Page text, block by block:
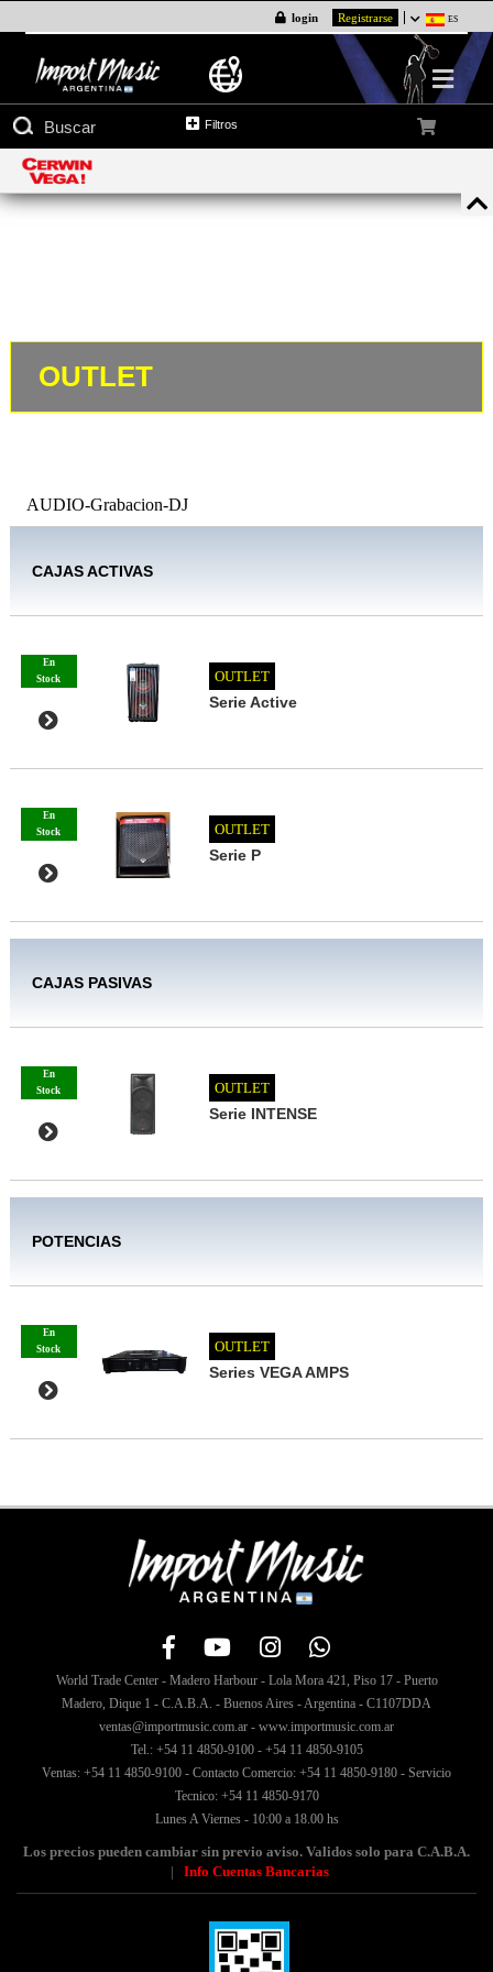
login Registrarse ES
Filtros
OUTLET
AUDIO-Grabacion-DJ
CAJAS ACTIVAS
En
Stock
OUTLET
Serie Active
En
Stock
OUTLET
Serie P
CAJAS PASIVAS
En
Stock
OUTLET
Serie INTENSE
POTENCIAS
En
Stock
OUTLET
Series VEGA AMPS
World Trade Center - Madero Harbour - Lola Mora 421, Piso 17 - Puerto
Madero, Dique 1 - C.A.B.A. - Buenos Aires - Argentina - C1107DDA
ventas@importmusic.com.ar - www.importmusic.com.ar
Tel.: +54 11 4850-9100 - +54 11 4850-9105
Ventas: +54 11 4850-9100 - Contacto Comercio: +54 11 4850-9180 - Servicio
Tecnico: +54 11 4850-9170
Lunes A Viernes - 10:00 a 18.00 hs
Los precios pueden cambiar sin previo aviso. Validos solo para C.A.B.A.
| Info Cuentas Bancarias